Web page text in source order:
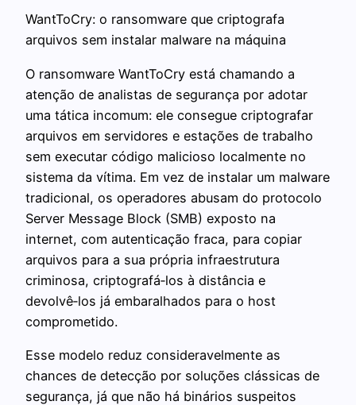
WantToCry: o ransomware que criptografa
arquivos sem instalar malware na máquina
O ransomware WantToCry está chamando a
atenção de analistas de segurança por adotar
uma tática incomum: ele consegue criptografar
arquivos em servidores e estações de trabalho
sem executar código malicioso localmente no
sistema da vítima. Em vez de instalar um malware
tradicional, os operadores abusam do protocolo
Server Message Block (SMB) exposto na
internet, com autenticação fraca, para copiar
arquivos para a sua própria infraestrutura
criminosa, criptografá‑los à distância e
devolvê‑los já embaralhados para o host
comprometido.
Esse modelo reduz consideravelmente as
chances de detecção por soluções clássicas de
segurança, já que não há binários suspeitos